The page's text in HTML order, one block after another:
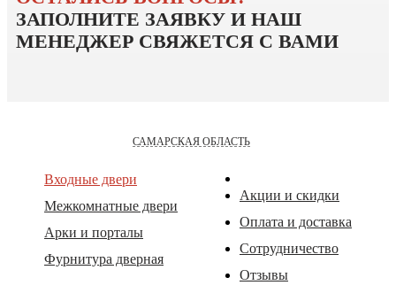
ЗАПОЛНИТЕ ЗАЯВКУ И НАШ
МЕНЕДЖЕР СВЯЖЕТСЯ С ВАМИ
САМАРСКАЯ ОБЛАСТЬ
Входные двери
Межкомнатные двери
Арки и порталы
Фурнитура дверная
Акции и скидки
Оплата и доставка
Сотрудничество
Отзывы